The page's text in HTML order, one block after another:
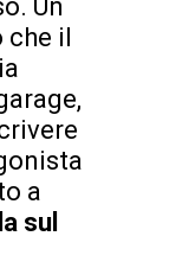
Un
il
a
sul